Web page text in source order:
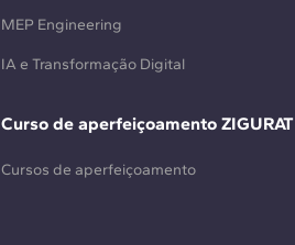
MEP Engineering
IA e Transformação Digital
Curso de aperfeiçoamento ZIGURAT
Cursos de aperfeiçoamento